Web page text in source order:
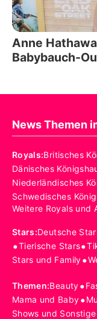
Anne
Babybauch-
News Themen
Royals:Britisches
Dänisches
Niederländisches
Schwedisches
Weitere Royals und
Stars:Deutsche
•Tierische Stars•
Stars und Family•
Themen:Beauty•
Mama und Baby•
Shows und Sonstige